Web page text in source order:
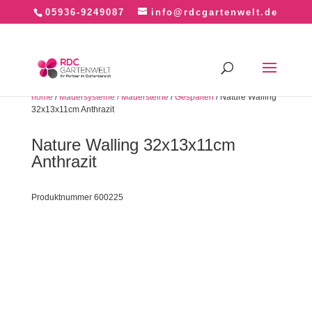
05936-9249087 info@rdcgartenwelt.de
home/Mauersysteme / Mauersteine/Gespalten/ Nature Walling
32x13x11cm Anthrazit
Nature Walling 32x13x11cm
Anthrazit
Produktnummer 600225